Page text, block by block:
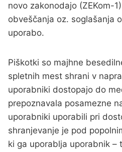
novo zakonodajo (ZEKom-
obveščanja oz. soglašanja
uporabo.
Piškotki so majhne
spletnih mest shrani v
uporabniki dostopajo do
prepoznavala posamezne
uporabniki uporabili pri
shranjevanje je pod
ki ga uporablja uporabnik –